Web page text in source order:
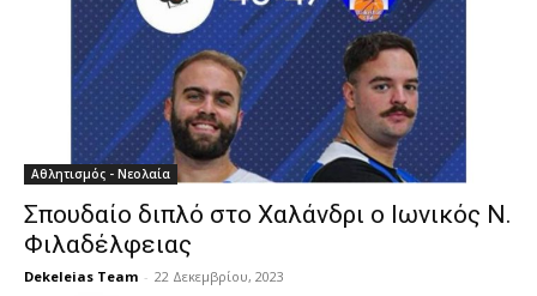
Αθλητισμός - Νεολαία
Σπουδαίο διπλό στο Χαλάνδρι ο Ιωνικός Ν.
Φιλαδέλφειας
Dekeleias Team - 22 Δεκεμβρίου, 2023